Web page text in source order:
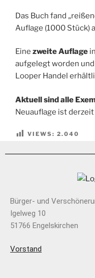
Das Buch fand
Auflage (1000 Stück)
Eine zweite Auflage
aufgelegt worden
Looper Handel
Aktuell sind alle
Neuauflage ist
VIEWS: 2.040
Bürger- und
Igelweg 10
51766 Engelskirchen
Vorstand